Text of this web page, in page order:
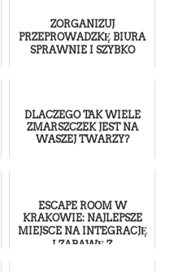
ZORGANIZUJ
PRZEPROWADZKĘ BIURA
SPRAWNIE I SZYBKO
DLACZEGO TAK WIELE
ZMARSZCZEK JEST NA
WASZEJ TWARZY?
ESCAPE ROOM W
KRAKOWIE: NAJLEPSZE
MIEJSCE NA INTEGRACJĘ
I ZABAWĘ Z